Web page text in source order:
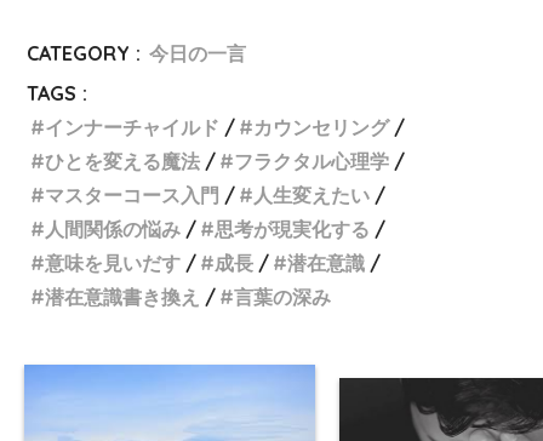
CATEGORY : 今日の一言
TAGS :
インナーチャイルド
カウンセリング
ひとを変える魔法
フラクタル心理学
マスターコース入門
人生変えたい
人間関係の悩み
思考が現実化する
意味を見いだす
成長
潜在意識
潜在意識書き換え
言葉の深み